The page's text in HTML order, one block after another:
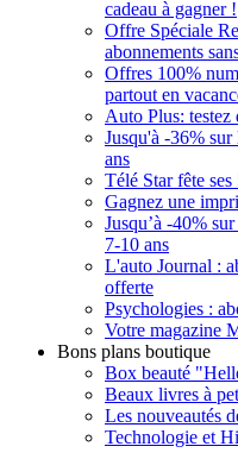
cadeau à gagner !
Offre Spéciale
abonnements
Offres 100%
partout en
Auto Plus: testez
Jusqu'à -36%
ans
Télé Star fête
Gagnez une
Jusqu’à -40%
7-10 ans
L'auto Journal :
offerte
Psychologies :
Votre magazine
Bons plans boutique
Box beauté
Beaux livres à
Les nouveautés
Technologie et